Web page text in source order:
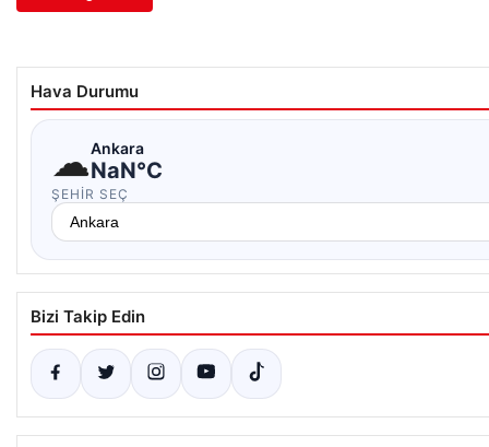
Hava Durumu
☁Ankara
NaN°C
ŞEHIR SEÇ
Bizi Takip Edin